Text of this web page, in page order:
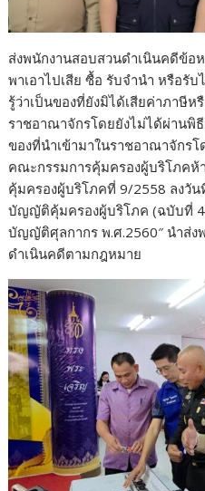
ส่งพนักงานสอบสวนดำเนินคดีข้อ
พาเอาไปเสีย ซื้อ รับจำนำ หรือรั
รู้ว่าเป็นของที่ยังมิได้เสียค่าภาษีห
ราชอาณาจักรโดยยังไม่ได้ผ่านพิ
ของที่นำเข้ามาในราชอาณาจักร
คณะกรรมการคุ้มครองผู้บริโภค
คุ้มครองผู้บริโภคที่ 9/2558 ลงวั
บัญญัติคุ้มครองผู้บริโภค (ฉบับที่
บัญญัติศุลกากร พ.ศ.2560″ นำส่ง
ดำเนินคดีตามกฎหมาย